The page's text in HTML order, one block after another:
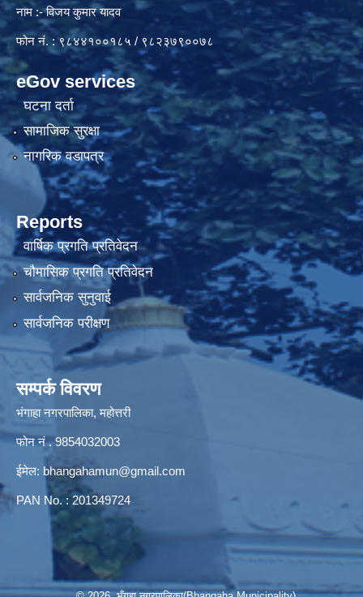
नाम :- विजय कुमार यादव
फोन नं. : ९८४४१००१८५ / ९८२३७९००७८
eGov services
घटना दर्ता
सामाजिक सुरक्षा
नागरिक वडापत्र
Reports
वार्षिक प्रगति प्रतिवेदन
चौमासिक प्रगति प्रतिवेदन
सार्वजनिक सुनुवाई
सार्वजनिक परीक्षण
सम्पर्क विवरण
भंगाहा नगरपालिका, महोत्तरी
फोन नं . 9854032003
ईमेल: bhangahamun@gmail.com
PAN No. : 201349724